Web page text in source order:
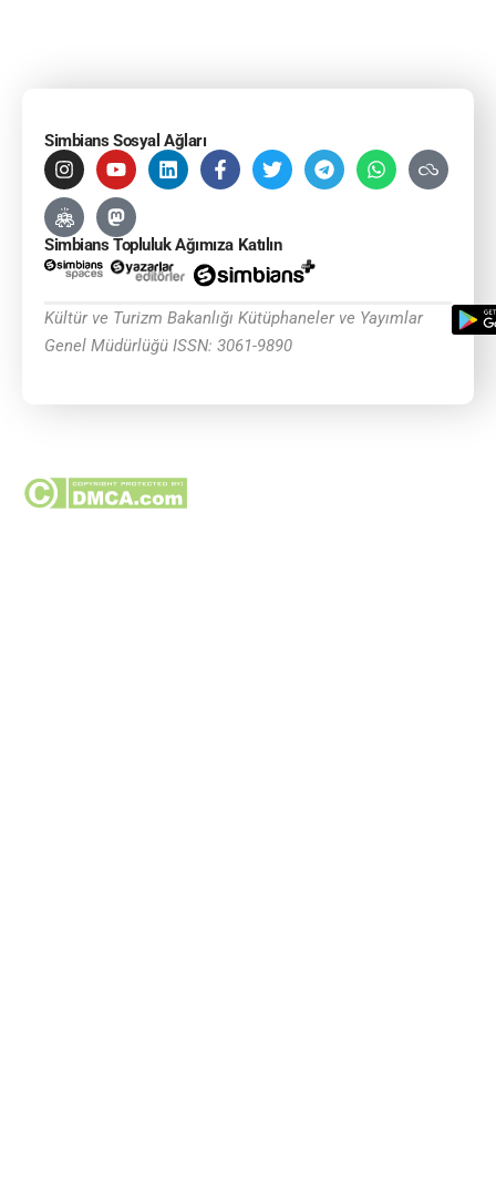
Simbians Sosyal Ağları
Simbians Topluluk Ağımıza Katılın
Kültür ve Turizm Bakanlığı Kütüphaneler ve Yayımlar
Genel Müdürlüğü ISSN: 3061-9890